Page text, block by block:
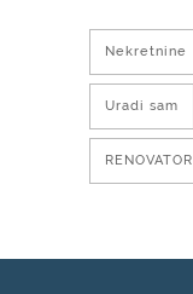
Nekretnine
Uradi sam
RENOVATOR